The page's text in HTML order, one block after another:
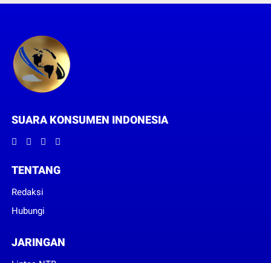
SUARA KONSUMEN INDONESIA
TENTANG
Redaksi
Hubungi
JARINGAN